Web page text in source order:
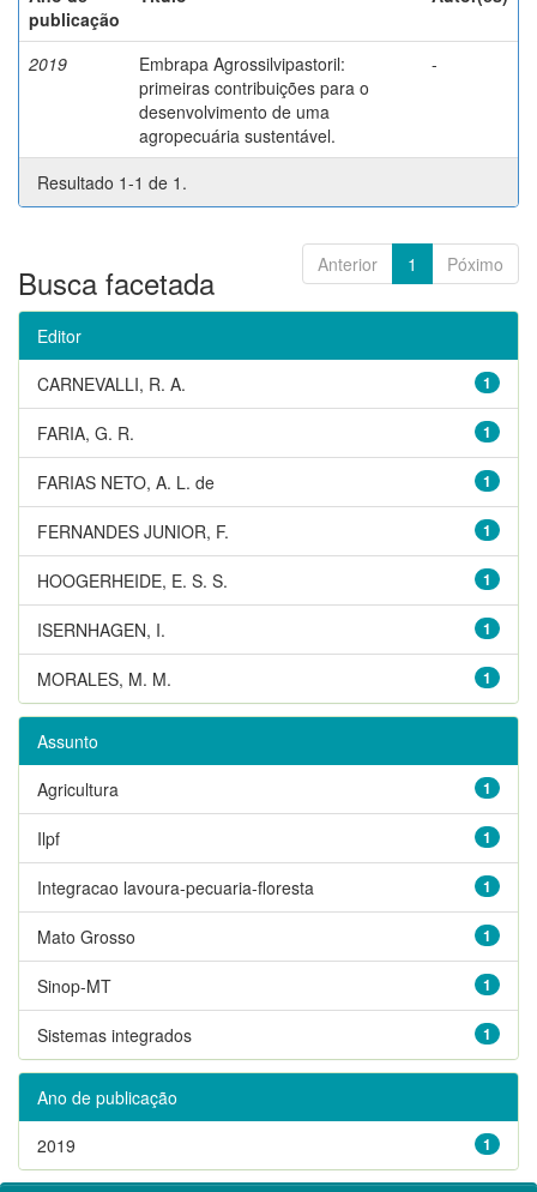
publicação
2019
Embrapa Agrossilvipastoril:
primeiras contribuições para o
desenvolvimento de uma
agropecuária sustentável.
-
Resultado 1-1 de 1.
Anterior 1 Póximo
Busca facetada
Editor
1
CARNEVALLI, R. A.
1
FARIA, G. R.
1
FARIAS NETO, A. L. de
1
FERNANDES JUNIOR, F.
1
HOOGERHEIDE, E. S. S.
1
ISERNHAGEN, I.
1
MORALES, M. M.
Assunto
1
Agricultura
1
Ilpf
1
Integracao lavoura-pecuaria-floresta
1
Mato Grosso
1
Sinop-MT
1
Sistemas integrados
Ano de publicação
1
2019